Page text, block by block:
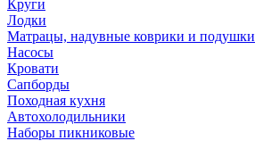
Круги
Лодки
Матрацы, надувные коврики и подушки
Насосы
Кровати
Сапборды
Походная кухня
Автохолодильники
Наборы пикниковые